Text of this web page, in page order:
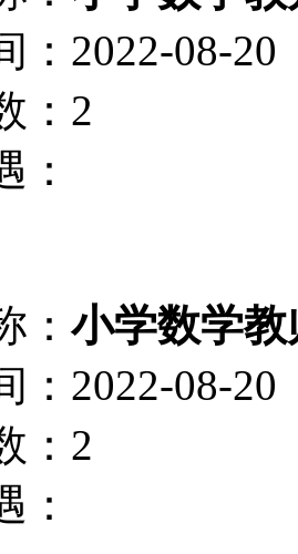
：2022-08-20
：2
：
：小学数学教
：2022-08-20
：2
：